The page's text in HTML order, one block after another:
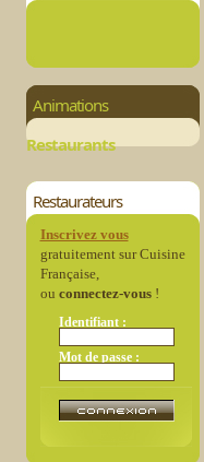
Animations
Restaurants
Restaurateurs
Inscrivez vous
gratuitement sur Cuisine
Française,
ou connectez-vous!
Identifiant :
Mot de passe :